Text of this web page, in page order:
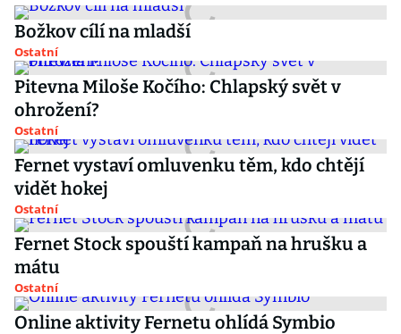
Božkov cílí na mladší
Ostatní
Pitevna Miloše Kočího: Chlapský svět v
ohrožení?
Ostatní
Fernet vystaví omluvenku těm, kdo chtějí
vidět hokej
Ostatní
Fernet Stock spouští kampaň na hrušku a
mátu
Ostatní
Online aktivity Fernetu ohlídá Symbio